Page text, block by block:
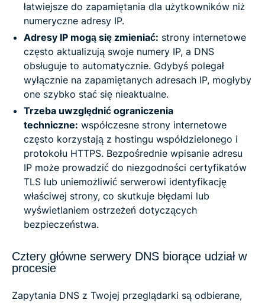
łatwiejsze do zapamiętania dla użytkowników niż
numeryczne adresy IP.
Adresy IP mogą się zmieniać: strony internetowe
często aktualizują swoje numery IP, a DNS
obsługuje to automatycznie. Gdybyś polegał
wyłącznie na zapamiętanych adresach IP, mogłyby
one szybko stać się nieaktualne.
Trzeba uwzględnić ograniczenia
techniczne: współczesne strony internetowe
często korzystają z hostingu współdzielonego i
protokołu HTTPS. Bezpośrednie wpisanie adresu
IP może prowadzić do niezgodności certyfikatów
TLS lub uniemożliwić serwerowi identyfikację
właściwej strony, co skutkuje błędami lub
wyświetlaniem ostrzeżeń dotyczących
bezpieczeństwa.
Cztery główne serwery DNS biorące udział w
procesie
Zapytania DNS z Twojej przeglądarki są odbierane,